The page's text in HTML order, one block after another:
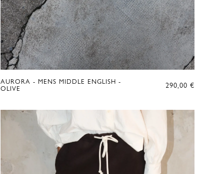
AURORA - MENS MIDDLE ENGLISH -
OLIVE 290,00 €